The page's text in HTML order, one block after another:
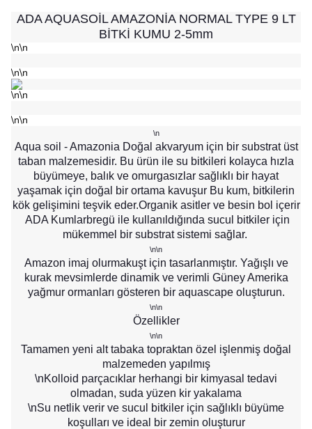
ADA AQUASOİL AMAZONİA NORMAL TYPE 9 LT
BİTKİ KUMU 2-5mm
\n\n
\n\n
\n\n
\n\n
\n
Aqua soil - Amazonia Doğal akvaryum için bir substrat üst
taban malzemesidir. Bu ürün ile su bitkileri kolayca hızla
büyümeye, balık ve omurgasızlar sağlıklı bir hayat
yaşamak için doğal bir ortama kavuşur Bu kum, bitkilerin
kök gelişimini teşvik eder.Organik asitler ve besin bol içerir
ADA Kumlarbregü ile kullanıldığında sucul bitkiler için
mükemmel bir substrat sistemi sağlar.
\n\n
Amazon imaj olurmakuşt için tasarlanmıştır. Yağışlı ve
kurak mevsimlerde dinamik ve verimli Güney Amerika
yağmur ormanları gösteren bir aquascape oluşturun.
\n\n
Özellikler
\n\n
Tamamen yeni alt tabaka topraktan özel işlenmiş doğal
malzemeden yapılmış
\nKolloid parçacıklar herhangi bir kimyasal tedavi
olmadan, suda yüzen kir yakalama
\nSu netlik verir ve sucul bitkiler için sağlıklı büyüme
koşulları ve ideal bir zemin oluşturur